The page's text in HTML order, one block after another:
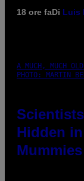
18 ore faDi Luis
A MUCH, MUCH
PHOTO: MARTIN
Hidden
Mummies